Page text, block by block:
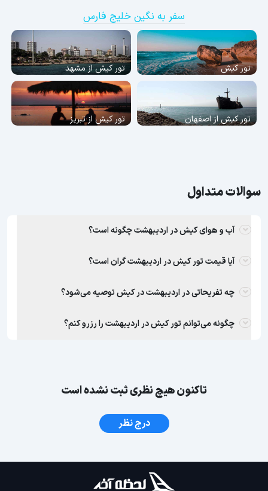
سفر به نگین خلیج فارس
تور کیش تور کیش از مشهد
تور کیش از اصفهان تور کیش از تبریز
سوالات متداول
آب و هوای کیش در اردیبهشت چگونه است؟
آیا قیمت تور کیش در اردیبهشت گران است؟
چه تفریحاتی در اردیبهشت در کیش توصیه می‌شود؟
چگونه می‌توانم تور کیش در اردیبهشت را رزرو کنم؟
تاکنون هیچ نظری ثبت نشده است
درج نظر